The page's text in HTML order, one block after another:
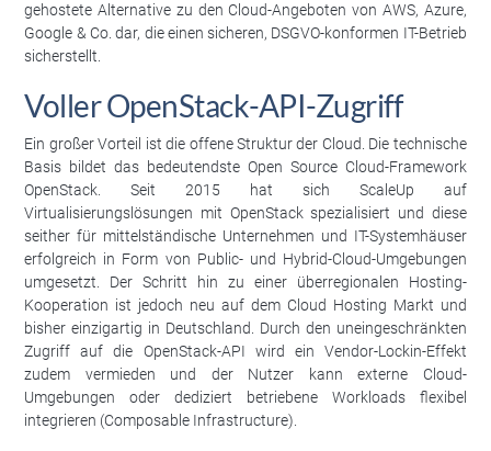
gehostete Alternative zu den Cloud-Angeboten von AWS, Azure,
Google & Co. dar, die einen sicheren, DSGVO-konformen IT-Betrieb
sicherstellt.
Voller OpenStack-API-Zugriff
Ein großer Vorteil ist die offene Struktur der Cloud. Die technische
Basis bildet das bedeutendste Open Source Cloud-Framework
OpenStack. Seit 2015 hat sich ScaleUp auf
Virtualisierungslösungen mit OpenStack spezialisiert und diese
seither für mittelständische Unternehmen und IT-Systemhäuser
erfolgreich in Form von Public- und Hybrid-Cloud-Umgebungen
umgesetzt. Der Schritt hin zu einer überregionalen Hosting-
Kooperation ist jedoch neu auf dem Cloud Hosting Markt und
bisher einzigartig in Deutschland. Durch den uneingeschränkten
Zugriff auf die OpenStack-API wird ein Vendor-Lockin-Effekt
zudem vermieden und der Nutzer kann externe Cloud-
Umgebungen oder dediziert betriebene Workloads flexibel
integrieren (Composable Infrastructure).